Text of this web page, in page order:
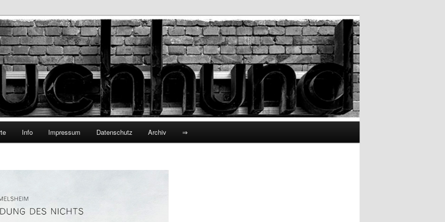
Info Impressum Datenschutz Archiv ⇒